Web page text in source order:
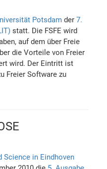
Potsdam der7.
statt. Die FSFE wird
auf dem über Freie
die Vorteile von Freier
wird. Der Eintritt ist
Freier Software zu
Science in Eindhoven